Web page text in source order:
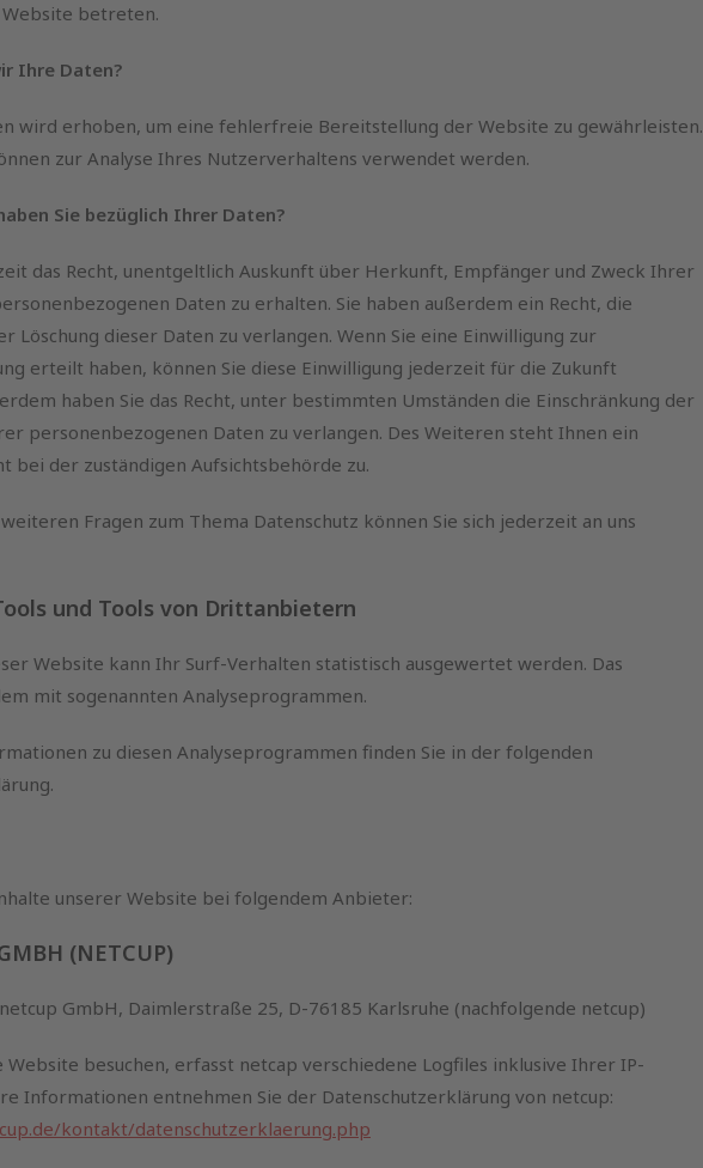
Website betreten.
Ihre Daten?
wird erhoben, um eine fehlerfreie Bereitstellung der Website zu gewährleisten.
zur Analyse Ihres Nutzerverhaltens verwendet werden.
Sie bezüglich Ihrer Daten?
das Recht, unentgeltlich Auskunft über Herkunft, Empfänger und Zweck Ihrer
Daten zu erhalten. Sie haben außerdem ein Recht, die
Löschung dieser Daten zu verlangen. Wenn Sie eine Einwilligung zur
erteilt haben, können Sie diese Einwilligung jederzeit für die Zukunft
haben Sie das Recht, unter bestimmten Umständen die Einschränkung der
personenbezogenen Daten zu verlangen. Des Weiteren steht Ihnen ein
bei der zuständigen Aufsichtsbehörde zu.
Fragen zum Thema Datenschutz können Sie sich jederzeit an uns
und Tools von Drittanbietern
Website kann Ihr Surf-Verhalten statistisch ausgewertet werden. Das
mit sogenannten Analyseprogrammen.
zu diesen Analyseprogrammen finden Sie in der folgenden
unserer Website bei folgendem Anbieter:
(NETCUP)
GmbH, Daimlerstraße 25, D-76185 Karlsruhe (nachfolgende netcup)
Website besuchen, erfasst netcap verschiedene Logfiles inklusive Ihrer IP-
Informationen entnehmen Sie der Datenschutzerklärung von netcup:
kontakt/datenschutzerklaerung.php